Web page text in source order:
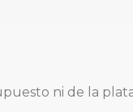
ni de la